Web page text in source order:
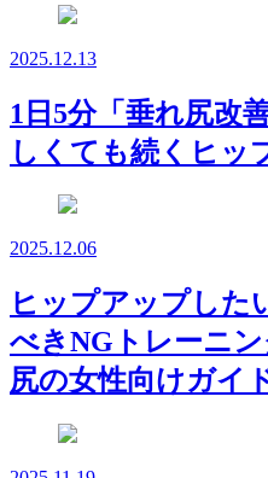
2025.12.13
1日5分「垂れ尻改
しくても続くヒッ
2025.12.06
ヒップアップした
べきNGトレーニ
尻の女性向けガイ